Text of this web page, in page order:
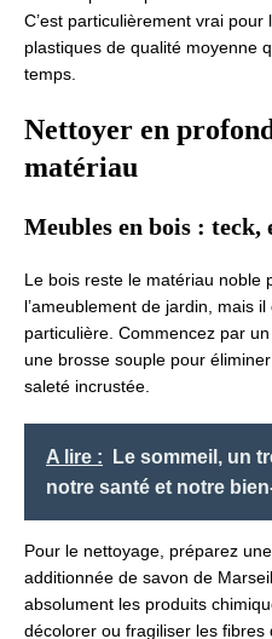
C’est particulièrement vrai pour
plastiques de qualité moyenne
temps.
Nettoyer en
matériau
Meubles en bois : teck,
Le bois reste le matériau noble
l’ameublement de jardin, mais
particulière. Commencez par un
une brosse souple pour
saleté incrustée.
A lire :
Le sommeil, un
notre santé et notre
Pour le nettoyage, préparez
additionnée de savon de
absolument les produits
décolorer ou fragiliser les